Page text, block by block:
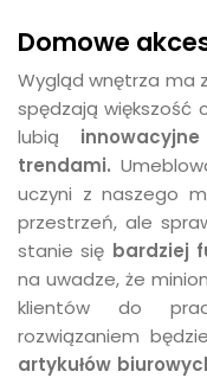
Domowe
Wygląd wnętrza ma
spędzają większość
lubią
trendami.
uczyni z naszego
przestrzeń, ale
stanie się bardziej
na uwadze, że
klientów do
rozwiązaniem
artykułów